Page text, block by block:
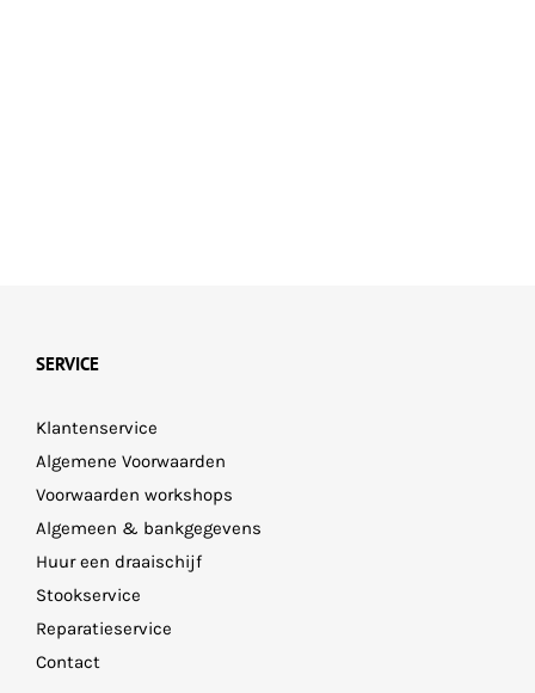
SERVICE
Klantenservice
Algemene Voorwaarden
Voorwaarden workshops
Algemeen & bankgegevens
Huur een draaischijf
Stookservice
Reparatieservice
Contact